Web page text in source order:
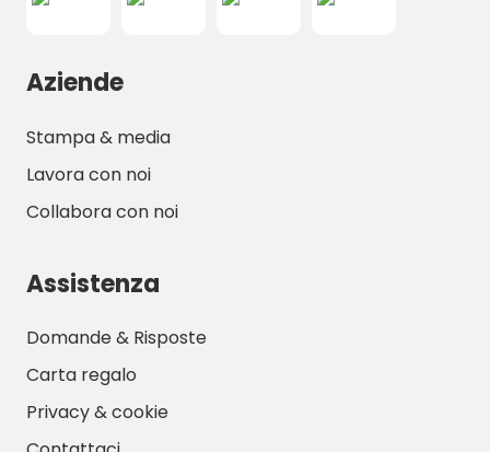
Aziende
Stampa & media
Lavora con noi
Collabora con noi
Assistenza
Domande & Risposte
Carta regalo
Privacy & cookie